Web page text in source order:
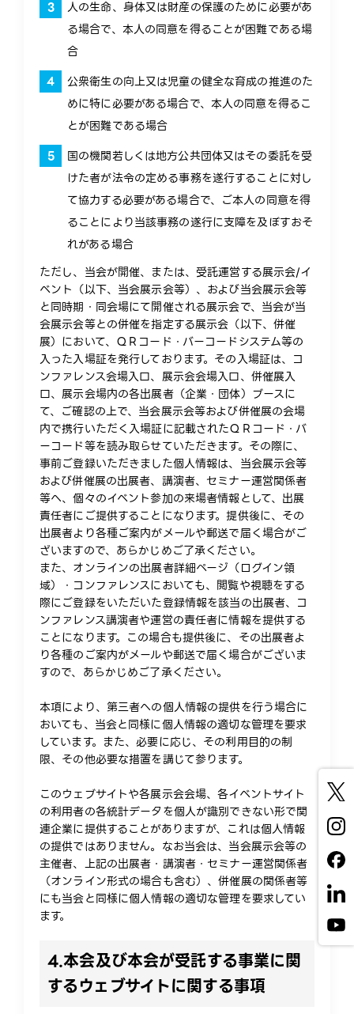
人の生命、身体又は財産の保護のために必要があ
る場合で、本人の同意を得ることが困難である場
合
公衆衛生の向上又は児童の健全な育成の推進のた
めに特に必要がある場合で、本人の同意を得るこ
とが困難である場合
国の機関若しくは地方公共団体又はその委託を受
けた者が法令の定める事務を遂行することに対し
て協力する必要がある場合で、ご本人の同意を得
ることにより当該事務の遂行に支障を及ぼすおそ
れがある場合
ただし、当会が開催、または、受託運営する展示会/イ
ベント（以下、当会展示会等）、および当会展示会等
と同時期・同会場にて開催される展示会で、当会が当
会展示会等との併催を指定する展示会（以下、併催
展）において、ＱＲコード・バーコードシステム等の
入った入場証を発行しております。その入場証は、コ
ンファレンス会場入口、展示会会場入口、併催展入
口、展示会場内の各出展者（企業・団体）ブースに
て、ご確認の上で、当会展示会等および併催展の会場
内で携行いただく入場証に記載されたＱＲコード・バ
ーコード等を読み取らせていただきます。その際に、
事前ご登録いただきました個人情報は、当会展示会等
および併催展の出展者、講演者、セミナー運営関係者
等へ、個々のイベント参加の来場者情報として、出展
責任者にご提供することになります。提供後に、その
出展者より各種ご案内がメールや郵送で届く場合がご
ざいますので、あらかじめご了承ください。
また、オンラインの出展者詳細ページ（ログイン領
域）・コンファレンスにおいても、閲覧や視聴をする
際にご登録をいただいた登録情報を該当の出展者、コ
ンファレンス講演者や運営の責任者に情報を提供する
ことになります。この場合も提供後に、その出展者よ
り各種のご案内がメールや郵送で届く場合がございま
すので、あらかじめご了承ください。
本項により、第三者への個人情報の提供を行う場合に
おいても、当会と同様に個人情報の適切な管理を要求
しています。また、必要に応じ、その利用目的の制
限、その他必要な措置を講じて参ります。
このウェブサイトや各展示会会場、各イベントサイト
の利用者の各統計データを個人が識別できない形で関
連企業に提供することがありますが、これは個人情報
の提供ではありません。なお当会は、当会展示会等の
主催者、上記の出展者・講演者・セミナー運営関係者
（オンライン形式の場合も含む）、併催展の関係者等
にも当会と同様に個人情報の適切な管理を要求してい
ます。
4.本会及び本会が受託する事業に関
するウェブサイトに関する事項